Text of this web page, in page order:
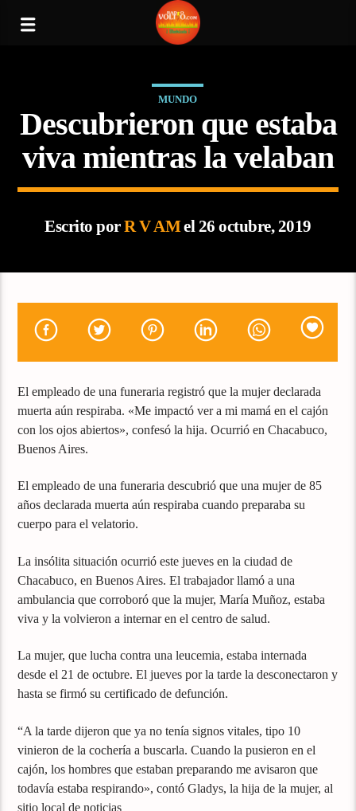
MUNDO
Descubrieron que estaba
viva mientras la velaban
Escrito porR V AMel 26 octubre, 2019
El empleado de una funeraria registró que la mujer declarada
muerta aún respiraba. «Me impactó ver a mi mamá en el cajón
con los ojos abiertos», confesó la hija. Ocurrió en Chacabuco,
Buenos Aires.
El empleado de una funeraria descubrió que una mujer de 85
años declarada muerta aún respiraba cuando preparaba su
cuerpo para el velatorio.
La insólita situación ocurrió este jueves en la ciudad de
Chacabuco, en Buenos Aires. El trabajador llamó a una
ambulancia que corroboró que la mujer, María Muñoz, estaba
viva y la volvieron a internar en el centro de salud.
La mujer, que lucha contra una leucemia, estaba internada
desde el 21 de octubre. El jueves por la tarde la desconectaron y
hasta se firmó su certificado de defunción.
“A la tarde dijeron que ya no tenía signos vitales, tipo 10
vinieron de la cochería a buscarla. Cuando la pusieron en el
cajón, los hombres que estaban preparando me avisaron que
todavía estaba respirando», contó Gladys, la hija de la mujer, al
sitio local de noticias